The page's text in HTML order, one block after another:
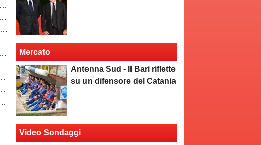
Mercato
Antenna Sud - Il Bari riflette
su un difensore del Catania
Video Sondaggi